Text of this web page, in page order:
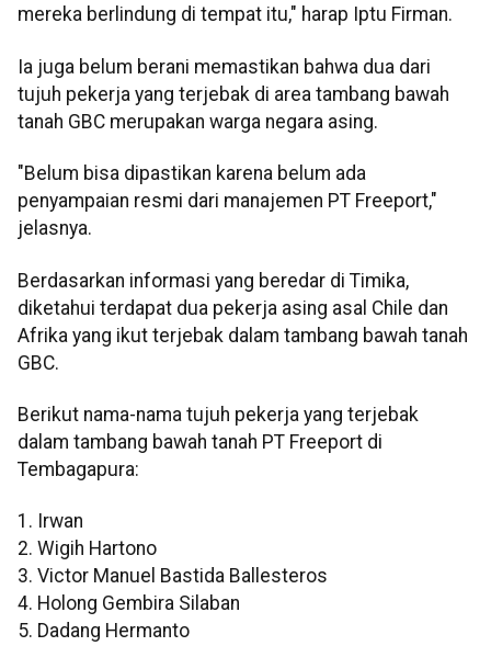
mereka berlindung di tempat itu," harap Iptu Firman.
Ia juga belum berani memastikan bahwa dua dari
tujuh pekerja yang terjebak di area tambang bawah
tanah GBC merupakan warga negara asing.
"Belum bisa dipastikan karena belum ada
penyampaian resmi dari manajemen PT Freeport,"
jelasnya.
Berdasarkan informasi yang beredar di Timika,
diketahui terdapat dua pekerja asing asal Chile dan
Afrika yang ikut terjebak dalam tambang bawah tanah
GBC.
Berikut nama-nama tujuh pekerja yang terjebak
dalam tambang bawah tanah PT Freeport di
Tembagapura:
1. Irwan
2. Wigih Hartono
3. Victor Manuel Bastida Ballesteros
4. Holong Gembira Silaban
5. Dadang Hermanto